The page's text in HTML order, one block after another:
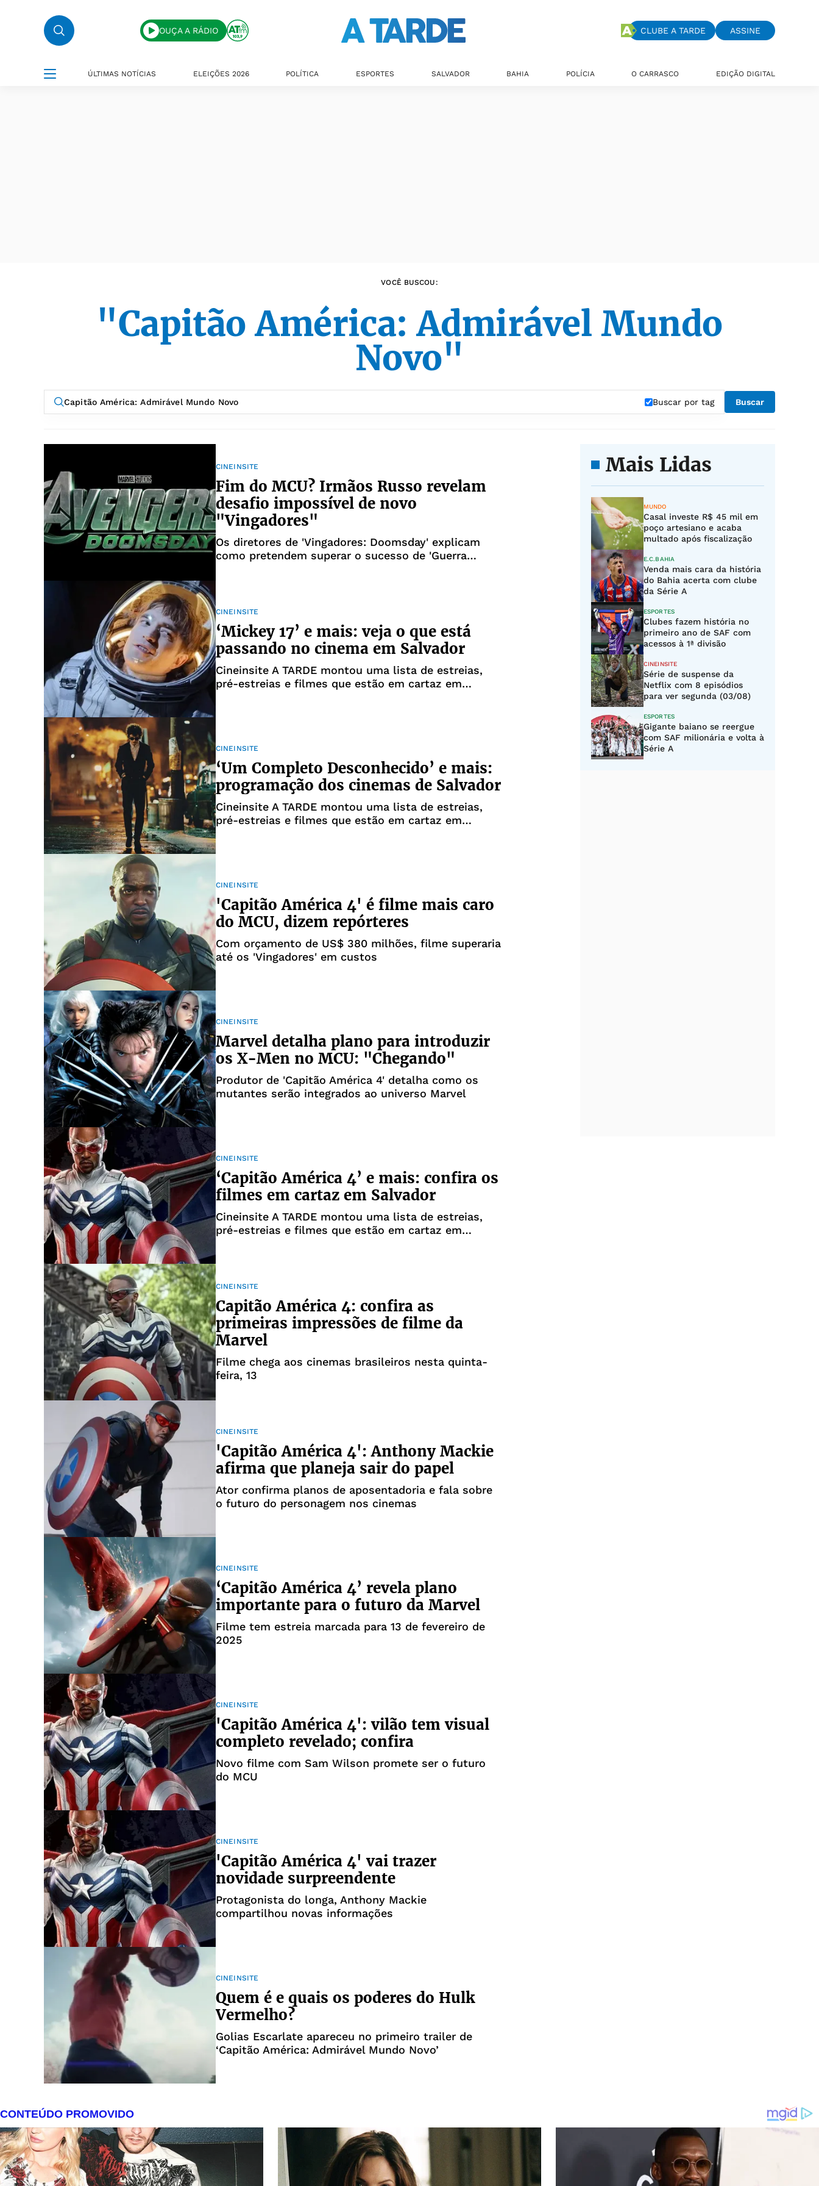
OUÇA A RÁDIO CLUBE A TARDE ASSINE
ÚLTIMAS NOTÍCIAS ELEIÇÕES 2026 POLÍTICA ESPORTES SALVADOR BAHIA POLÍCIA O CARRASCO EDIÇÃO DIGITAL
VOCÊ BUSCOU:
"Capitão América: Admirável Mundo
Novo"
Buscar por tag Buscar
CINEINSITE
Fim do MCU? Irmãos Russo revelam
desafio impossível de novo
"Vingadores"
Os diretores de 'Vingadores: Doomsday' explicam
como pretendem superar o sucesso de 'Guerra
CINEINSITE
‘Mickey 17’ e mais: veja o que está
passando no cinema em Salvador
Cineinsite A TARDE montou uma lista de estreias,
pré-estreias e filmes que estão em cartaz em
CINEINSITE
‘Um Completo Desconhecido’ e mais:
programação dos cinemas de Salvador
Cineinsite A TARDE montou uma lista de estreias,
pré-estreias e filmes que estão em cartaz em
CINEINSITE
'Capitão América 4' é filme mais caro
do MCU, dizem repórteres
Com orçamento de US$ 380 milhões, filme superaria
até os 'Vingadores' em custos
CINEINSITE
Marvel detalha plano para introduzir
os X-Men no MCU: "Chegando"
Produtor de 'Capitão América 4' detalha como os
mutantes serão integrados ao universo Marvel
CINEINSITE
‘Capitão América 4’ e mais: confira os
filmes em cartaz em Salvador
Cineinsite A TARDE montou uma lista de estreias,
pré-estreias e filmes que estão em cartaz em
CINEINSITE
Capitão América 4: confira as
primeiras impressões de filme da
Marvel
Filme chega aos cinemas brasileiros nesta quinta-
feira, 13
CINEINSITE
'Capitão América 4': Anthony Mackie
afirma que planeja sair do papel
Ator confirma planos de aposentadoria e fala sobre
o futuro do personagem nos cinemas
CINEINSITE
‘Capitão América 4’ revela plano
importante para o futuro da Marvel
Filme tem estreia marcada para 13 de fevereiro de
2025
CINEINSITE
'Capitão América 4': vilão tem visual
completo revelado; confira
Novo filme com Sam Wilson promete ser o futuro
do MCU
CINEINSITE
'Capitão América 4' vai trazer
novidade surpreendente
Protagonista do longa, Anthony Mackie
compartilhou novas informações
CINEINSITE
Quem é e quais os poderes do Hulk
Vermelho?
Golias Escarlate apareceu no primeiro trailer de
‘Capitão América: Admirável Mundo Novo’
Mais Lidas
MUNDO
Casal investe R$ 45 mil em
poço artesiano e acaba
multado após fiscalização
E.C.BAHIA
Venda mais cara da história
do Bahia acerta com clube
da Série A
ESPORTES
Clubes fazem história no
primeiro ano de SAF com
acessos à 1ª divisão
CINEINSITE
Série de suspense da
Netflix com 8 episódios
para ver segunda (03/08)
ESPORTES
Gigante baiano se reergue
com SAF milionária e volta à
Série A